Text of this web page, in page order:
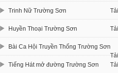
Trinh Nữ Trường Sơn Tải
Huyền Thoại Trường Sơn Tải
Bài Ca Hội Truyền Thống Trường Sơn
Tải
Tiếng Hát mở đường Trường Sơn
Tải